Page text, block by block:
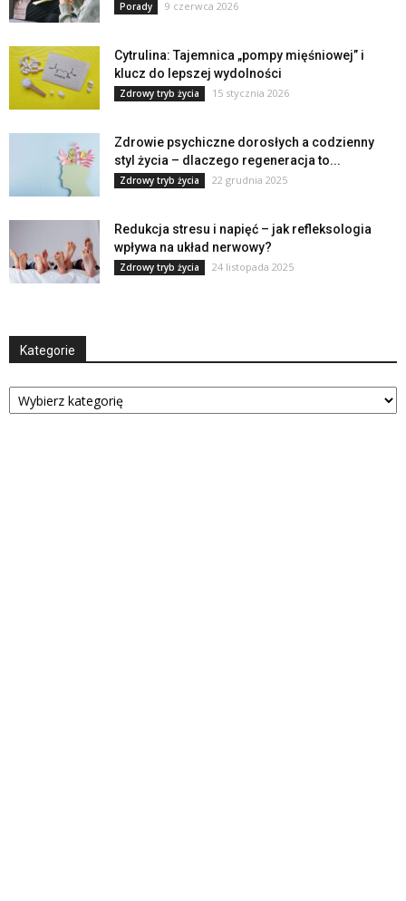
Porady 9 czerwca 2026
Cytrulina: Tajemnica „pompy mięśniowej” i
klucz do lepszej wydolności
Zdrowy tryb życia 15 stycznia 2026
Zdrowie psychiczne dorosłych a codzienny
styl życia – dlaczego regeneracja to...
Zdrowy tryb życia 22 grudnia 2025
Redukcja stresu i napięć – jak refleksologia
wpływa na układ nerwowy?
Zdrowy tryb życia 24 listopada 2025
Kategorie
Kategorie